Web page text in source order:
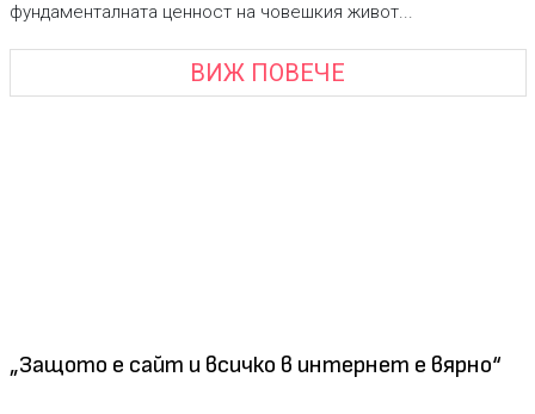
фундаменталната ценност на човешкия живот...
ВИЖ ПОВЕЧЕ
„Защото е сайт и всичко в интернет е вярно“